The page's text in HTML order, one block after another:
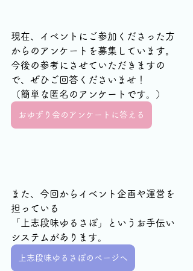
現在、イベントにご参加くださった方
からのアンケートを募集しています。
今後の参考にさせていただきますの
で、ぜひご回答くださいませ！
（簡単な匿名のアンケートです。）
おゆずり会のアンケートに答える
また、今回からイベント企画や運営を
担っている
「上志段味ゆるさぽ」というお手伝い
システムがあります。
上志段味ゆるさぽのページへ